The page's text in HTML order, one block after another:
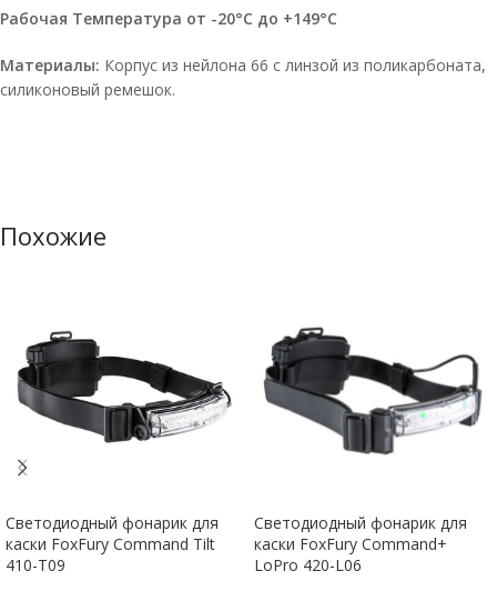
Рабочая Температура от -20°C до +149°C
Материалы: Корпус из нейлона 66 с линзой из поликарбоната,
силиконовый ремешок.
Похожие
Светодиодный фонарик для
каски FoxFury Command Tilt
410-T09
Светодиодный фонарик для
каски FoxFury Command+
LoPro 420-L06